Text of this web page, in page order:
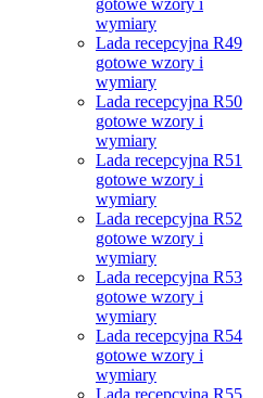
gotowe wzory i
wymiary
Lada recepcyjna R49
gotowe wzory i
wymiary
Lada recepcyjna R50
gotowe wzory i
wymiary
Lada recepcyjna R51
gotowe wzory i
wymiary
Lada recepcyjna R52
gotowe wzory i
wymiary
Lada recepcyjna R53
gotowe wzory i
wymiary
Lada recepcyjna R54
gotowe wzory i
wymiary
Lada recepcyjna R55